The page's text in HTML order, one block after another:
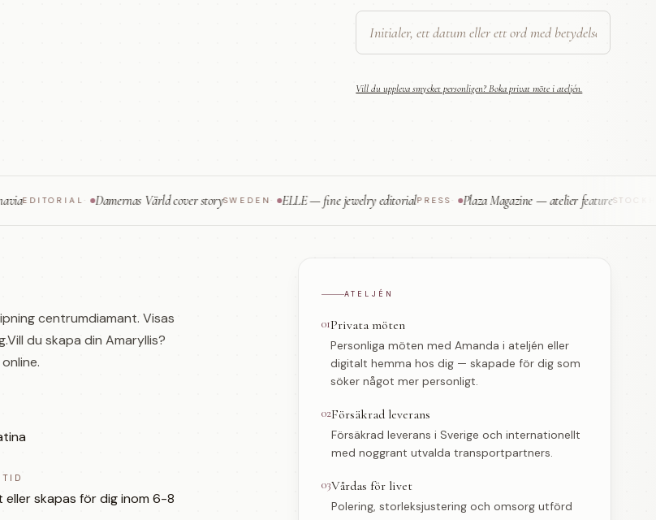
Vill du uppleva smycket personligen? Boka privat möte i ateljén.
· Damernas Värld cover storySWEDEN· ELLE — fine jewelry editorial PRESS· Plaza Magazine — atelier featureSTOCKHOLM
centrumdiamant. Visas
du skapa din Amaryllis?
eller skapas för dig inom 6-8
ATELJÉN
01Privata möten
Personliga möten med Amanda i ateljén eller
digitalt hemma hos dig — skapade för dig som
söker något mer personligt.
02Försäkrad leverans
Försäkrad leverans i Sverige och internationellt
med noggrant utvalda transportpartners.
03Vårdas för livet
Polering, storleksjustering och omsorg utförd